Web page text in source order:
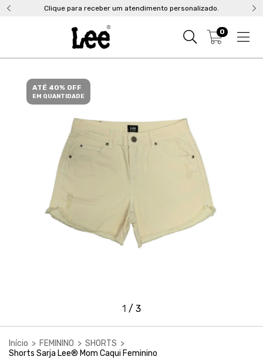
Clique para receber um atendimento personalizado.
0
ATÉ 40% OFF
EM QUANTIDADE
1 / 3
Início > FEMININO > SHORTS >
Shorts Sarja Lee® Mom Caqui Feminino